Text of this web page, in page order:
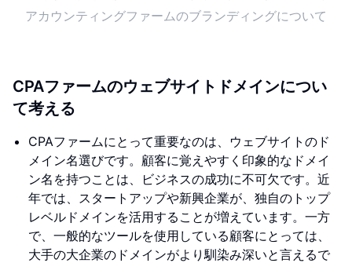
アカウンティングファームのブランディングについて
CPAファームのウェブサイトドメインについ
て考える
CPAファームにとって重要なのは、ウェブサイトのド
メイン名選びです。顧客に覚えやすく印象的なドメイ
ン名を持つことは、ビジネスの成功に不可欠です。近
年では、スタートアップや新興企業が、独自のトップ
レベルドメインを活用することが増えています。一方
で、一般的なツールを使用している顧客にとっては、
大手の大企業のドメインがより馴染み深いと言えるで